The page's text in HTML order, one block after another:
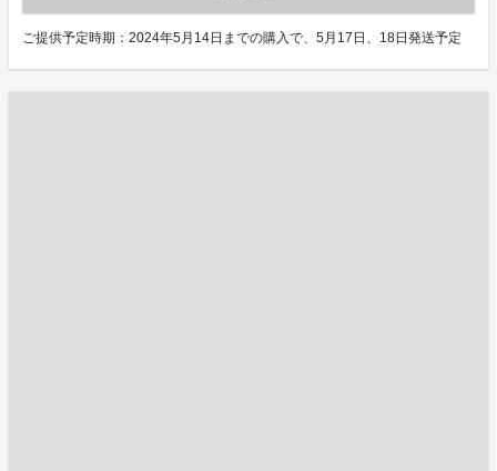
ご提供予定時期：2024年5月14日までの購入で、5月17日、18日発送予定